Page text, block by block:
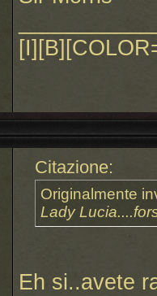
Citazione:
Originalmente
Lady
Eh si..avete